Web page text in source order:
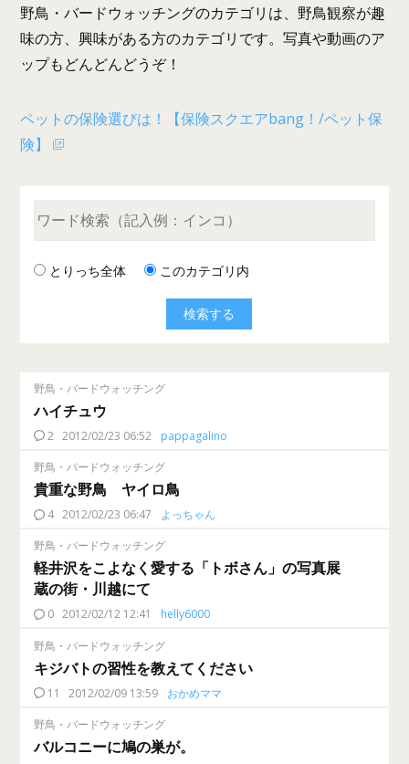
野鳥・バードウォッチングのカテゴリは、野鳥観察が趣
味の方、興味がある方のカテゴリです。写真や動画のア
ップもどんどんどうぞ！
ペットの保険選びは！【保険スクエアbang！/ペット保
険】
とりっち全体 このカテゴリ内
野鳥・バードウォッチング
ハイチュウ
2 2012/02/23 06:52 pappagalino
野鳥・バードウォッチング
貴重な野鳥 ヤイロ鳥
4 2012/02/23 06:47 よっちゃん
野鳥・バードウォッチング
軽井沢をこよなく愛する「トボさん」の写真展
蔵の街・川越にて
0 2012/02/12 12:41 helly6000
野鳥・バードウォッチング
キジバトの習性を教えてください
11 2012/02/09 13:59 おかめママ
野鳥・バードウォッチング
バルコニーに鳩の巣が。